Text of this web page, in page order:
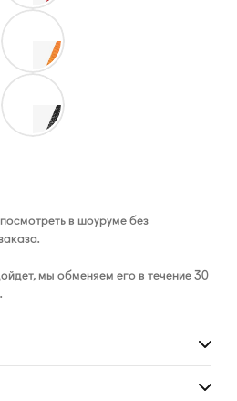
в шоуруме без
мы обменяем его в течение 30